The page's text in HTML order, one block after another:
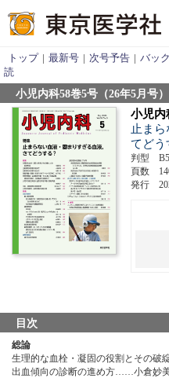
トップ | 最新号 | 次号予告 | バッ
読
小児内科58巻5号（26年5月号）
小児内
止ま
てどう
判型 B5
頁数
発行
目次
総論
生理的な血栓・凝固の役割とその
出血傾向の診断の進め方……小倉妙